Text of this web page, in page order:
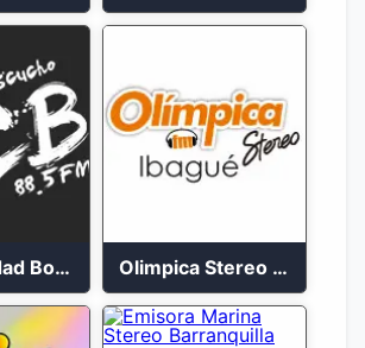
Radio Ciudad Bolívar 88.5 FM Olimpica Stereo Ibagué 94.3 FM